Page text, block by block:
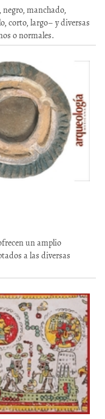
negro, manchado,
corto, largo– y diversas
o normales.
un amplio
a las diversas